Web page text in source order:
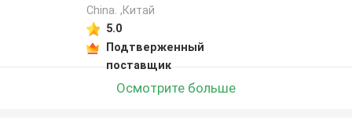
China. ,Китай
5.0
Подтверженный
поставщик
Осмотрите больше